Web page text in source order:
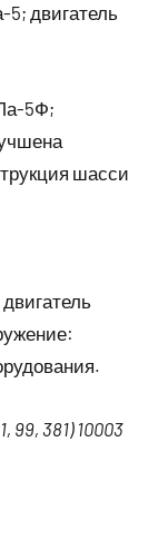
двигатель
5Ф;
шасси
99, 381) 10003